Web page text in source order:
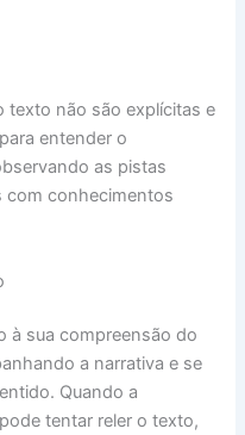
texto não são explícitas e
entender o
as pistas
com conhecimentos
à sua compreensão do
a narrativa e se
Quando a
tentar reler o texto,